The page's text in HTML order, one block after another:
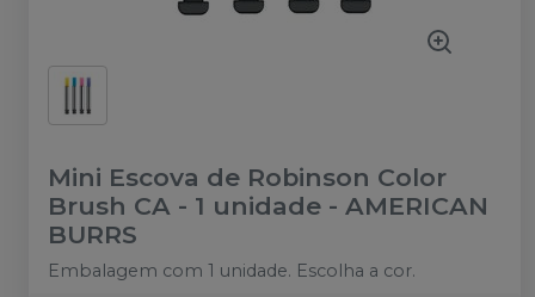
Mini Escova de Robinson Color
Brush CA - 1 unidade - AMERICAN
BURRS
Embalagem com 1 unidade. Escolha a cor.